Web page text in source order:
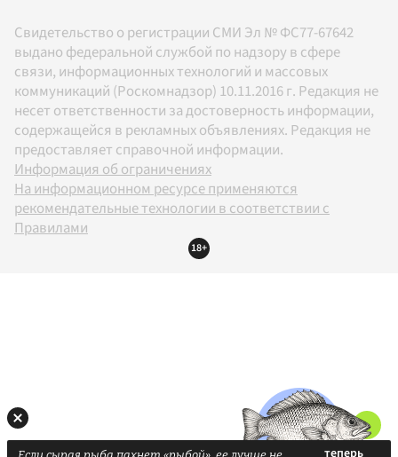
Свидетельство о регистрации СМИ Эл № ФС77-67642
выдано федеральной службой по надзору в сфере
связи, информационных технологий и массовых
коммуникаций (Роскомнадзор) 10.11.2016 г. Редакция не
несет ответственности за достоверность информации,
содержащейся в рекламных объявлениях. Редакция не
предоставляет справочной информации.
Информация об ограничениях
На информационном ресурсе применяются
рекомендательные технологии в соответствии с
Правилами
18+